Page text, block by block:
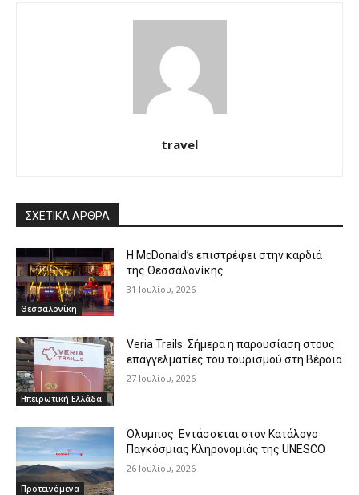
travel
ΣΧΕΤΙΚΑ ΑΡΘΡΑ
Θεσσαλονίκη
Η McDonald’s επιστρέφει στην καρδιά
της Θεσσαλονίκης
31 Ιουλίου, 2026
Ηπειρωτική Ελλάδα
Veria Trails: Σήμερα η παρουσίαση στους
επαγγελματίες του τουρισμού στη Βέροια
27 Ιουλίου, 2026
Προτεινόμενα
Όλυμπος: Εντάσσεται στον Κατάλογο
Παγκόσμιας Κληρονομιάς της UNESCO
26 Ιουλίου, 2026